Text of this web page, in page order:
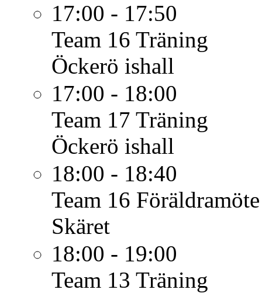
17:00 - 17:50
Team 16 Träning
Öckerö ishall
17:00 - 18:00
Team 17 Träning
Öckerö ishall
18:00 - 18:40
Team 16
Skäret
18:00 - 19:00
Team 13 Träning